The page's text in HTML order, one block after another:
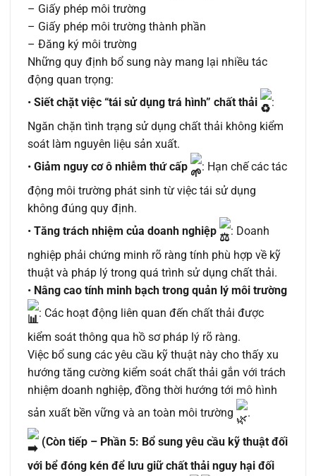
– Giấy phép môi trường
– Giấy phép môi trường thành phần
– Đăng ký môi trường
Những quy định bổ sung này mang lại nhiều tác
động quan trọng:
• Siết chặt việc “tái sử dụng trá hình” chất thải
:
Ngăn chặn tình trạng sử dụng chất thải không kiểm
soát làm nguyên liệu sản xuất.
• Giảm nguy cơ ô nhiễm thứ cấp
: Hạn chế các tác
động môi trường phát sinh từ việc tái sử dụng
không đúng quy định.
• Tăng trách nhiệm của doanh nghiệp
: Doanh
nghiệp phải chứng minh rõ ràng tính phù hợp về kỹ
thuật và pháp lý trong quá trình sử dụng chất thải.
• Nâng cao tính minh bạch trong quản lý môi trường
: Các hoạt động liên quan đến chất thải được
kiểm soát thông qua hồ sơ pháp lý rõ ràng.
Việc bổ sung các yêu cầu kỹ thuật này cho thấy xu
hướng tăng cường kiểm soát chất thải gắn với trách
nhiệm doanh nghiệp, đồng thời hướng tới mô hình
sản xuất bền vững và an toàn môi trường
.
(Còn tiếp – Phần 5: Bổ sung yêu cầu kỹ thuật đối
với bể đóng kén để lưu giữ chất thải nguy hại đối